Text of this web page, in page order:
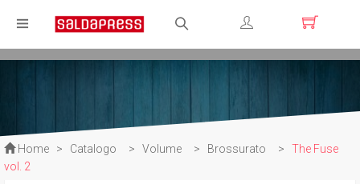
Registrati
Home > Catalogo > Volume > Brossurato >
The Fuse
vol. 2